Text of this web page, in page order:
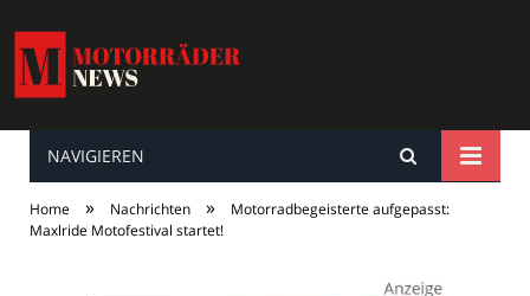
MotorräderNews
NAVIGIEREN
Home » Nachrichten »
Motorradbegeisterte aufgepasst:
Maxlride Motofestival startet!